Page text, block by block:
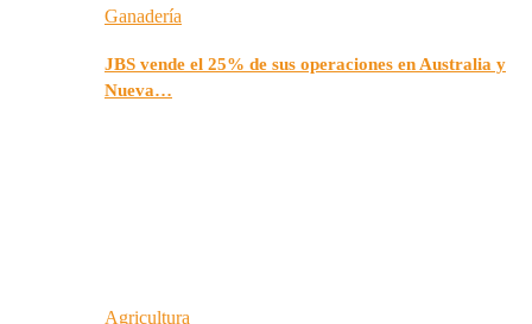
Ganadería
JBS vende el 25% de sus operaciones en Australia y
Nueva…
Agricultura